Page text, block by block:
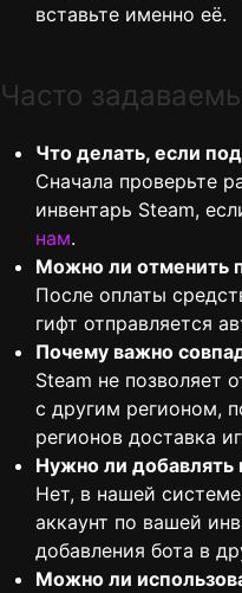
вставьте именно её.
Часто
Что делать, если
Сначала проверьте
инвентарь Steam,
нам.
Можно ли отменить
После оплаты
гифт отправляется
Почему важно
Steam не позволяет
с другим регионом,
регионов доставка
Нужно ли добавлять
Нет, в нашей
аккаунт по вашей
добавления бота в
Можно ли